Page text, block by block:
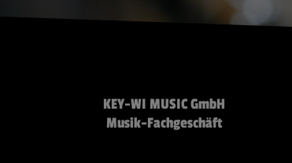
KEY-WI MUSIC GmbH
Musik-Fachgeschäft